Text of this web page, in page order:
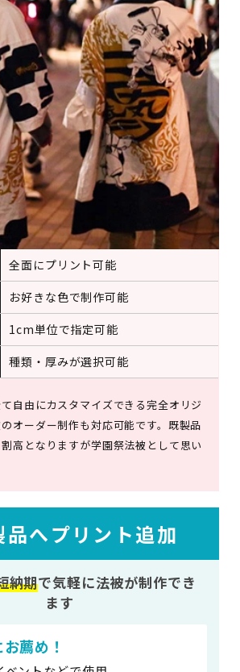
全面にプリント可能
お好きな色で制作可能
1cm単位で指定可能
種類・厚みが選択可能
自由にカスタマイズできる完全オリジ
オーダー制作も対応可能です。既製品
高となりますが学園祭法被として思い
品へプリント追加
納期で気軽に法被が制作でき
ます
薦め！